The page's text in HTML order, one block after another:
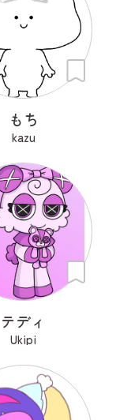
もち
kazu
テディ
Ukipi